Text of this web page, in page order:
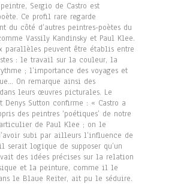
Sergio de Castro est
Ce profil rare regarde
du côté d’autres peintres-poètes du
Vassily Kandinsky et Paul Klee.
parallèles peuvent être établis entre
: le travail sur la couleur, la
; l’importance des voyages et
On remarque ainsi des
leurs œuvres picturales. Le
Denys Sutton confirme : « Castro a
des peintres ‘poétiques’ de notre
de Paul Klee ; on le
subi par ailleurs l’influence de
serait logique de supposer qu’un
des idées précises sur la relation
et la peinture, comme il le
le Blaue Reiter, ait pu le séduire.